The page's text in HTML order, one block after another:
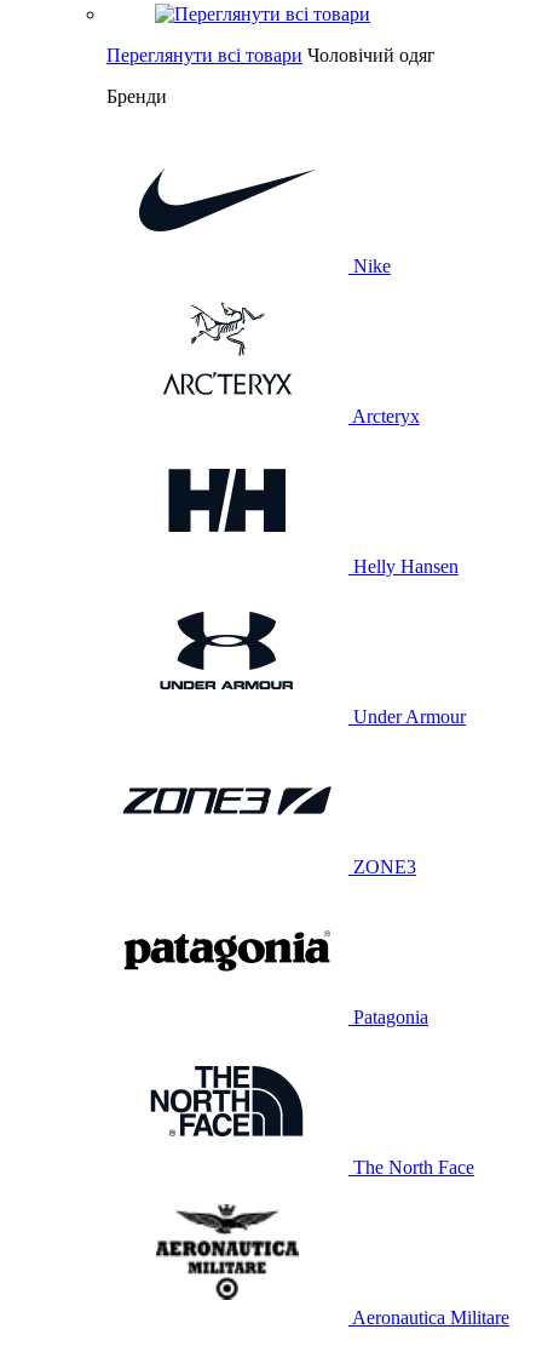
Переглянути всі товари Чоловічий одяг
Бренди
Nike
Arcteryx
Helly Hansen
Under Armour
ZONE3
Patagonia
The North Face
Aeronautica Militare